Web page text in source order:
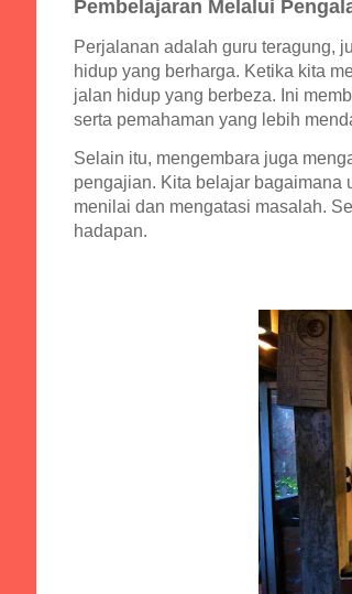
Pembelajaran Melalui
Perjalanan adalah guru teragung,
hidup yang berharga. Ketika kita
jalan hidup yang berbeza. Ini
serta pemahaman yang lebih
Selain itu, mengembara juga
pengajian. Kita belajar bagaimana
menilai dan mengatasi masalah.
hadapan.